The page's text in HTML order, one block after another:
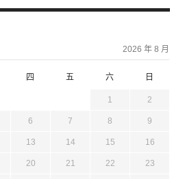
2026 年 8 月
四 五 六 日
1 2
6 7 8 9
13 14 15 16
20 21 22 23